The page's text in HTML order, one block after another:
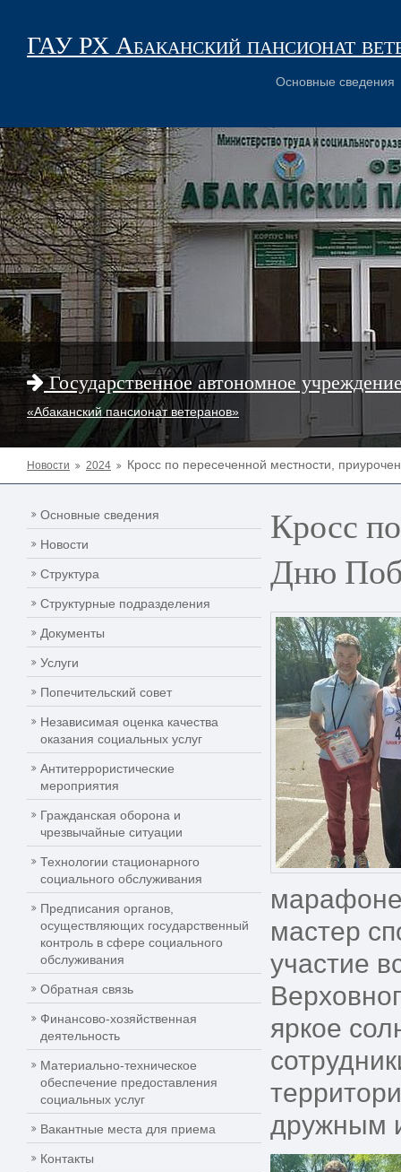
ГАУ РХ Абаканский пансионат
Основные сведения
Государственное автономное
«Абаканский пансионат ветеранов»
Новости 2024 Кросс по пересеченной местности,
Основные сведения
Новости
Структура
Структурные подразделения
Документы
Услуги
Попечительский совет
Независимая оценка качества
оказания социальных услуг
Антитеррористические
мероприятия
Гражданская оборона и
чрезвычайные ситуации
Технологии стационарного
социального обслуживания
Предписания органов,
осуществляющих государственный
контроль в сфере социального
обслуживания
Обратная связь
Финансово-хозяйственная
деятельность
Материально-техническое
обеспечение предоставления
социальных услуг
Вакантные места для приема
Контакты
Кросс
Дню
мастер
участие
яркое
дружным